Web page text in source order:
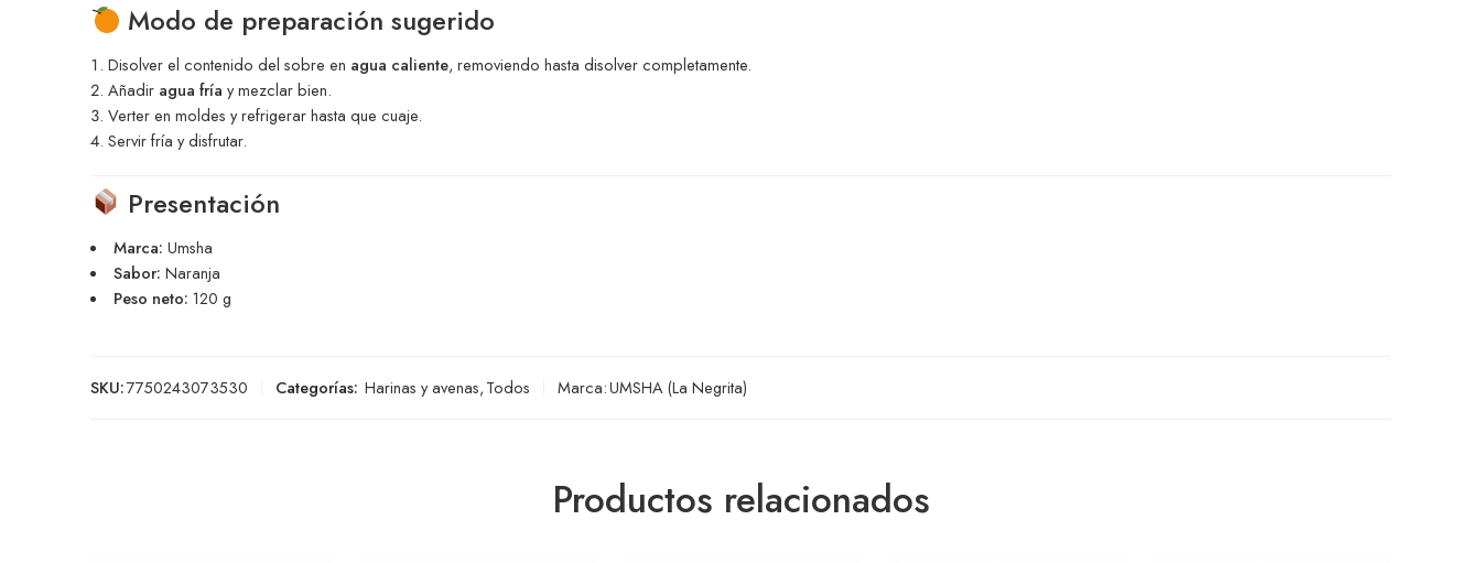
Modo de preparación sugerido
Disolver el contenido del sobre en agua caliente, removiendo hasta disolver completamente.
Añadir agua fría y mezclar bien.
Verter en moldes y refrigerar hasta que cuaje.
Servir fría y disfrutar.
Presentación
Marca: Umsha
Sabor: Naranja
Peso neto: 120 g
SKU:7750243073530 Categorías: Harinas y avenas,Todos Marca:UMSHA (La Negrita)
Productos relacionados